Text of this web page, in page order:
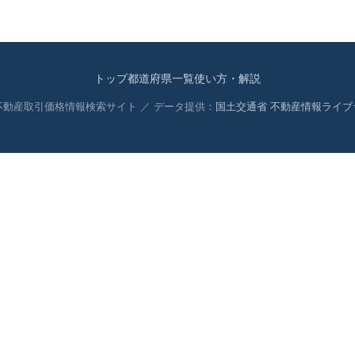
トップ都道府県一覧使い方・解説
産取引価格情報検索サイト ／ データ提供： 国土交通省 不動産情報ライブ